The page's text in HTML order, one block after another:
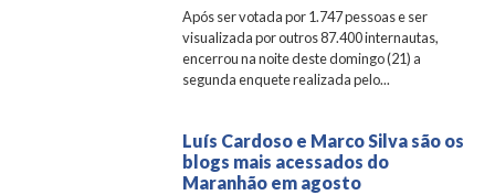
Após ser votada por 1.747 pessoas e ser
visualizada por outros 87.400 internautas,
encerrou na noite deste domingo (21) a
segunda enquete realizada pelo...
Luís Cardoso e Marco Silva são os
blogs mais acessados do
Maranhão em agosto